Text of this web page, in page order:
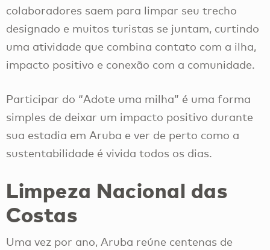
colaboradores saem para limpar seu trecho
designado e muitos turistas se juntam, curtindo
uma atividade que combina contato com a ilha,
impacto positivo e conexão com a comunidade.
Participar do “Adote uma milha” é uma forma
simples de deixar um impacto positivo durante
sua estadia em Aruba e ver de perto como a
sustentabilidade é vivida todos os dias.
Limpeza Nacional das
Costas
Uma vez por ano, Aruba reúne centenas de